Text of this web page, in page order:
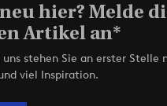
hier? Melde
Artikel an*
uns stehen Sie an erster
viel Inspiration.